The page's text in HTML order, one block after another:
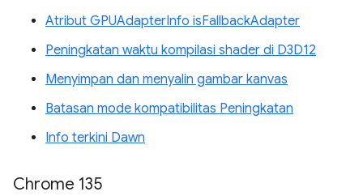
Atribut GPUAdapterInfo isFallbackAdapter
Peningkatan waktu kompilasi shader di D3D12
Menyimpan dan menyalin gambar kanvas
Batasan mode kompatibilitas Peningkatan
Info terkini Dawn
Chrome 135